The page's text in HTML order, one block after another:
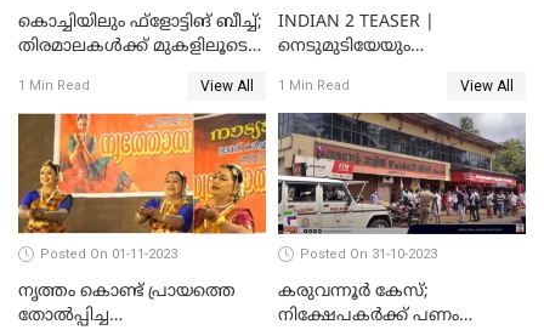
കൊച്ചിയിലും ഫ്‌ളോട്ടിങ് ബീച്ച്;
തിരമാലകള്‍ക്ക് മുകളിലൂടെ
1 Min Read View All
INDIAN 2 TEASER |
നെടുമുടിയേയും
കാണാം; ഇന്ത്യൻ 2 ടീസർ
പുറത്ത്
1 Min Read View All
Posted On 01-11-2023
നൃത്തം കൊണ്ട് പ്രായത്തെ
തോല്‍പ്പിച്ച
Posted On 31-10-2023
കരുവന്നൂർ കേസ്;
നിക്ഷേപകർക്ക് പണം